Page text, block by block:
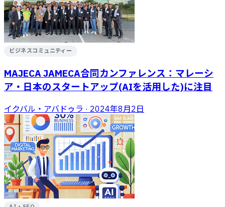
ビジネスコミュニティー
MAJECA JAMECA合同カンファレンス：マレーシ
ア・日本のスタートアップ(AIを活用した)に注目
イクバル・アバドゥラ · 2024年8月2日